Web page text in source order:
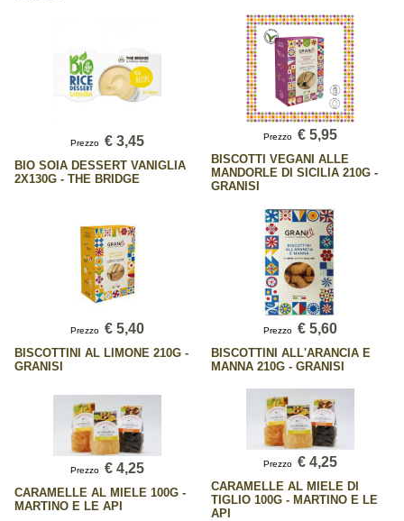
Prezzo € 3,45
BIO SOIA DESSERT VANIGLIA
2X130G - THE BRIDGE
Prezzo € 5,95
BISCOTTI VEGANI ALLE
MANDORLE DI SICILIA 210G -
GRANISI
Prezzo € 5,40
BISCOTTINI AL LIMONE 210G -
GRANISI
Prezzo € 5,60
BISCOTTINI ALL'ARANCIA E
MANNA 210G - GRANISI
Prezzo € 4,25
CARAMELLE AL MIELE 100G -
MARTINO E LE API
Prezzo € 4,25
CARAMELLE AL MIELE DI
TIGLIO 100G - MARTINO E LE
API